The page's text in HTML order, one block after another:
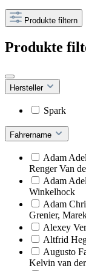
Produkte filtern
Produkte
Hersteller
Spark
Fahrername
Adam
Renger Van
Adam
Winkelhock
Adam
Grenier,
Alexey
Altfrid
Augusto
Kelvin van